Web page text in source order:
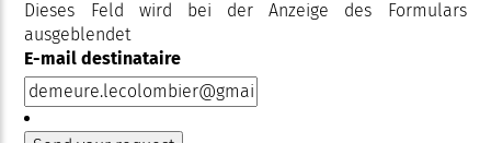
Dieses Feld wird bei der Anzeige des Formulars
ausgeblendet
E-mail destinataire